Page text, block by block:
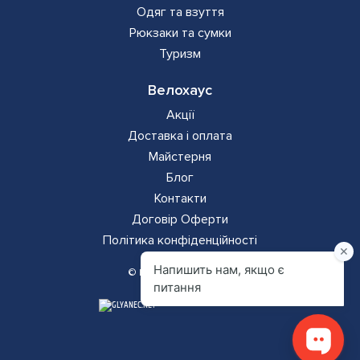
Одяг та взуття
Рюкзаки та сумки
Туризм
Велохаус
Акції
Доставка і оплата
Майстерня
Блог
Контакти
Договір Оферти
Політика конфіденційності
© Всі права захищено